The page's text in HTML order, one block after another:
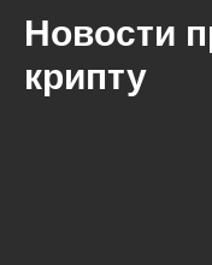
Новости
крипту